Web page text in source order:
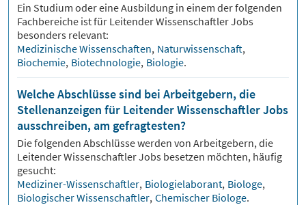
Ein Studium oder eine Ausbildung in einem der folgenden
Fachbereiche ist für Leitender WissenschaftlerJobs
besonders relevant:
Medizinische Wissenschaften, Naturwissenschaft,
Biochemie, Biotechnologie, Biologie.
Welche Abschlüsse sind bei Arbeitgebern, die
Stellenanzeigen für Leitender Wissenschaftler Jobs
ausschreiben, am gefragtesten?
Die folgenden Abschlüsse werden von Arbeitgebern, die
Leitender WissenschaftlerJobs besetzen möchten, häufig
gesucht:
Mediziner-Wissenschaftler, Biologielaborant, Biologe,
Biologischer Wissenschaftler, Chemischer Biologe.